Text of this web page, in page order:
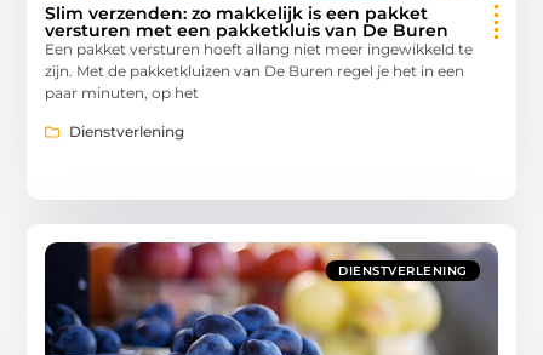
Slim verzenden: zo makkelijk is een pakket
versturen met een pakketkluis van De Buren
Een pakket versturen hoeft allang niet meer ingewikkeld te
zijn. Met de pakketkluizen van De Buren regel je het in een
paar minuten, op het
Dienstverlening
DIENSTVERLENING